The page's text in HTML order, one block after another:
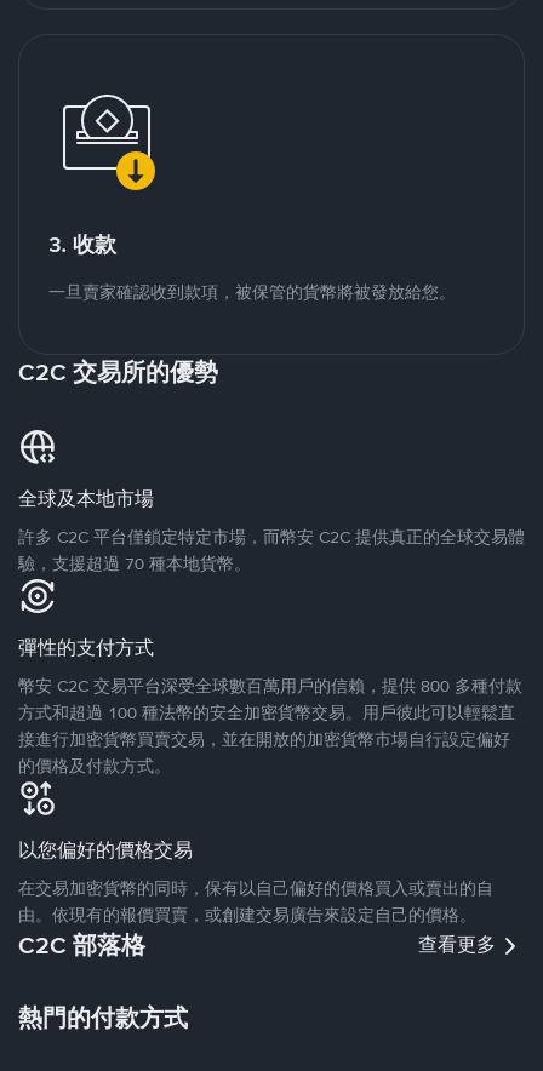
3. 收款
一旦賣家確認收到款項，被保管的貨幣將被發放給您。
C2C 交易所的優勢
全球及本地市場
許多 C2C 平台僅鎖定特定市場，而幣安 C2C 提供真正的全球交易體
驗，支援超過 70 種本地貨幣。
彈性的支付方式
幣安 C2C 交易平台深受全球數百萬用戶的信賴，提供 800 多種付款
方式和超過 100 種法幣的安全加密貨幣交易。用戶彼此可以輕鬆直
接進行加密貨幣買賣交易，並在開放的加密貨幣市場自行設定偏好
的價格及付款方式。
以您偏好的價格交易
在交易加密貨幣的同時，保有以自己偏好的價格買入或賣出的自
由。依現有的報價買賣，或創建交易廣告來設定自己的價格。
C2C 部落格 查看更多
熱門的付款方式